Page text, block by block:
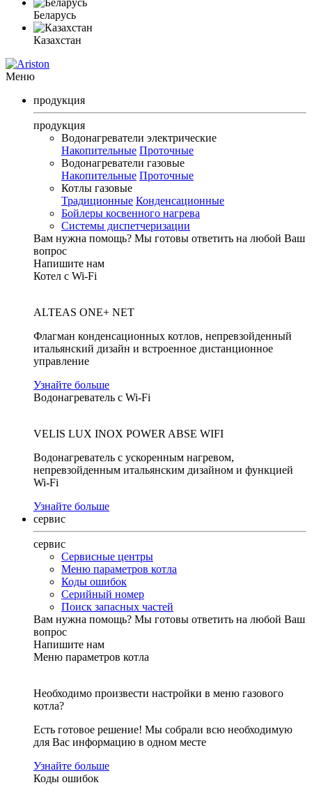
Беларусь
Казахстан
Меню
продукция
продукция
Водонагреватели электрические
Накопительные Проточные
Водонагреватели газовые
Накопительные Проточные
Котлы газовые
Традиционные Конденсационные
Бойлеры косвенного нагрева
Системы диспетчеризации
Вам нужна помощь? Мы готовы ответить на любой Ваш
вопрос
Напишите нам
Котел с Wi-Fi
ALTEAS ONE+ NET
Флагман конденсационных котлов, непревзойденный
итальянский дизайн и встроенное дистанционное
управление
Узнайте больше
Водонагреватель с Wi-Fi
VELIS LUX INOX POWER ABSE WIFI
Водонагреватель с ускоренным нагревом,
непревзойденным итальянским дизайном и функцией
Wi-Fi
Узнайте больше
сервис
сервис
Сервисные центры
Меню параметров котла
Коды ошибок
Серийный номер
Поиск запасных частей
Вам нужна помощь? Мы готовы ответить на любой Ваш
вопрос
Напишите нам
Меню параметров котла
Необходимо произвести настройки в меню газового
котла?
Есть готовое решение! Мы собрали всю необходимую
для Вас информацию в одном месте
Узнайте больше
Коды ошибок